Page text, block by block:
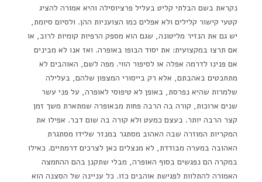
נקראת בשם הבלתי קליט בעליל פרציוסילה והיא אמורה להציג
קטעי קישור קלילים ולא אפלים כמו הצועניות ההן. ולסיום סיומת,
יש גם את הנזיר מליטונה, שגם הוא מספק הרפיות קומיות לרוב, או
אם תרצו במקצועית: את יסוד הבופו באופרה. ואז אנו לא מבינים
אם פנינו לדרמה אפלה או לסיפור הווי. מפה לשם, האוהבים לא
מתחבטים באהבתם, אלא רק בייסורי המצפון שלהם, בעלילה
שלמרות שהיא נפרסת, באופן לא טיפוסי לאופרה, על פני עשר
שנים ארוכות, קורה בה הרבה פחות מבאופרה שמתארת משך זמן
קצר הרבה יותר. בעצם כמעט ולא קורה בה שום דבר. אפילו את
המקריות המוזרה שבה האהוב מסתגר במנזר שלידו מסתגרת
האהובה במערה מבודדת, לא מנצלים כאן לצרכים דרמתיים. כאילו
במקרה הם נפגשים בסוף האופרה, מבלי שתקנן בהם ההחמצה
האמורה להתלוות לפגישת אוהבים כזו. כל עניינה של הסצנה הוא